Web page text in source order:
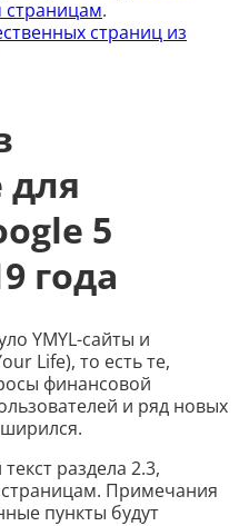
страницам.
страниц из
для
5
года
YMYL-сайты и
Life), то есть те,
финансовой
и ряд новых
раздела 2.3,
Примечания
пункты будут